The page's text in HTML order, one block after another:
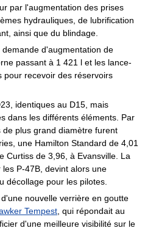
par l'augmentation des prises
hydrauliques, de lubrification
ainsi que du blindage.
d'augmentation de
passant à 1 421 l et les lance-
pour recevoir des réservoirs
identiques au D15, mais
dans les différents éléments. Par
plus grand diamètre furent
une Hamilton Standard de 4,01
Curtiss de 3,96, à Evansville. La
P-47B, devint alors une
décollage pour les pilotes.
nouvelle verrière en goutte
Tempest , qui répondait au
d'une meilleure visibilité sur le